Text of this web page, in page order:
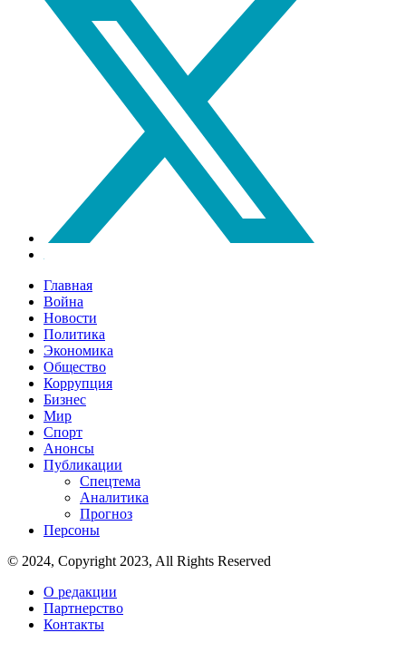
Главная
Война
Новости
Политика
Экономика
Общество
Коррупция
Бизнес
Мир
Спорт
Анонсы
Публикации
Спецтема
Аналитика
Прогноз
Персоны
© 2024, Copyright 2023, All Rights Reserved
О редакции
Партнерство
Контакты